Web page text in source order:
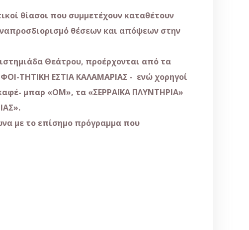
θίασοι που συμμετέχουν καταθέτουν
θέσεων και απόψεων στην
Θεάτρου, προέρχονται από τα
ΤΗΤΙΚΗ ΕΣΤΙΑ ΚΑΛΑΜΑΡΙΑΣ - ενώ χορηγοί
μπαρ «ΟΜ», τα «ΣΕΡΡΑΪΚΑ ΠΛΥΝΤΗΡΙΑ»
με το επίσημο πρόγραμμα που